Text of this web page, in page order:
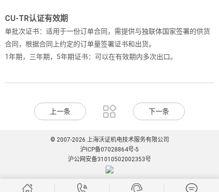
CU-TR认证有效期
单批次证书：适用于一份订单合同，需提供与独联体国家签署的供货
合同，根据合同上约定的订单量签署证书和出货。
1年期，三年期，5年期证书：可以在有效期内多次出口。
上一条  下一条
© 2007-2026 上海沃证机电技术服务有限公司
沪ICP备07028864号-5
沪公网安备31010502002353号
   